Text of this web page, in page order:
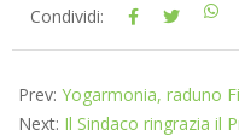
2024-
Condividi:
Prev: Yogarmonia, raduno
Next: Il Sindaco ringrazia il